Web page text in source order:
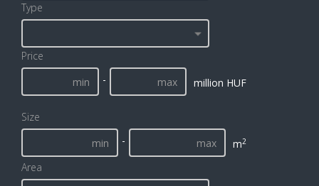
Type
Price
-
million HUF
Size
-
m2
Area